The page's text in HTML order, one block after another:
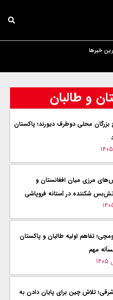
خبرها
و طالبان
محلی دوطرف دیورند؛ پاکستان
مرزی میان افغانستان و
شکننده در آستانه فروپاشی
تفاهم اولیه طالبان و پاکستان
مهم
تلاش چين برای پایان دادن به